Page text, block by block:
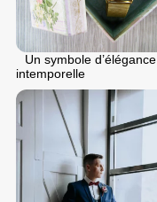
Un symbole d’élégance
intemporelle